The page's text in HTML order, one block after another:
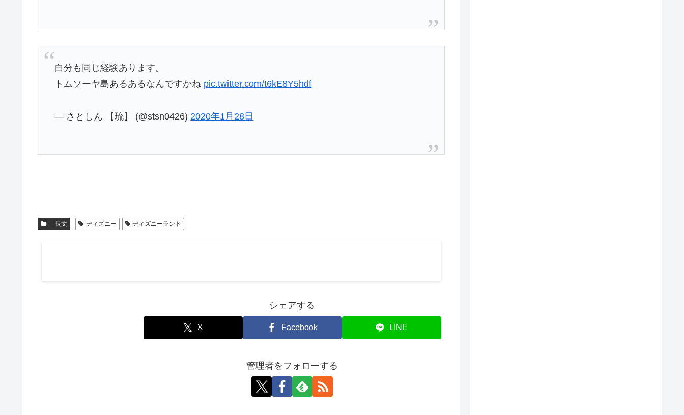
自分も同じ経験あります。
トムソーヤ島あるあるなんですかね pic.twitter.com/t6kE8Y5hdf
— さとしん 【琉】 (@stsn0426) 2020年1月28日
長文 ディズニー ディズニーランド
シェアする
X Facebook LINE
管理者をフォローする